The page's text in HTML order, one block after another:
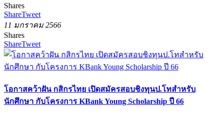
Shares
ShareTweet
11 มกราคม 2566
Shares
ShareTweet
โอกาสคว้าฝัน กสิกรไทย เปิดสมัครสอบชิงทุนป.โทสำหรับ
นักศึกษา กับโครงการ KBank Young Scholarship ปี 66